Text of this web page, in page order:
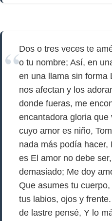
Dos o tres veces te
o tu nombre; Así, en
en una llama sin forma
nos afectan y los
donde fueras, me
encantadora gloria
cuyo amor es niño,
nada más podía
es El amor no debe
demasiado; Me doy
Que asumes tu
tus labios, ojos y
de lastre pensé, Y lo